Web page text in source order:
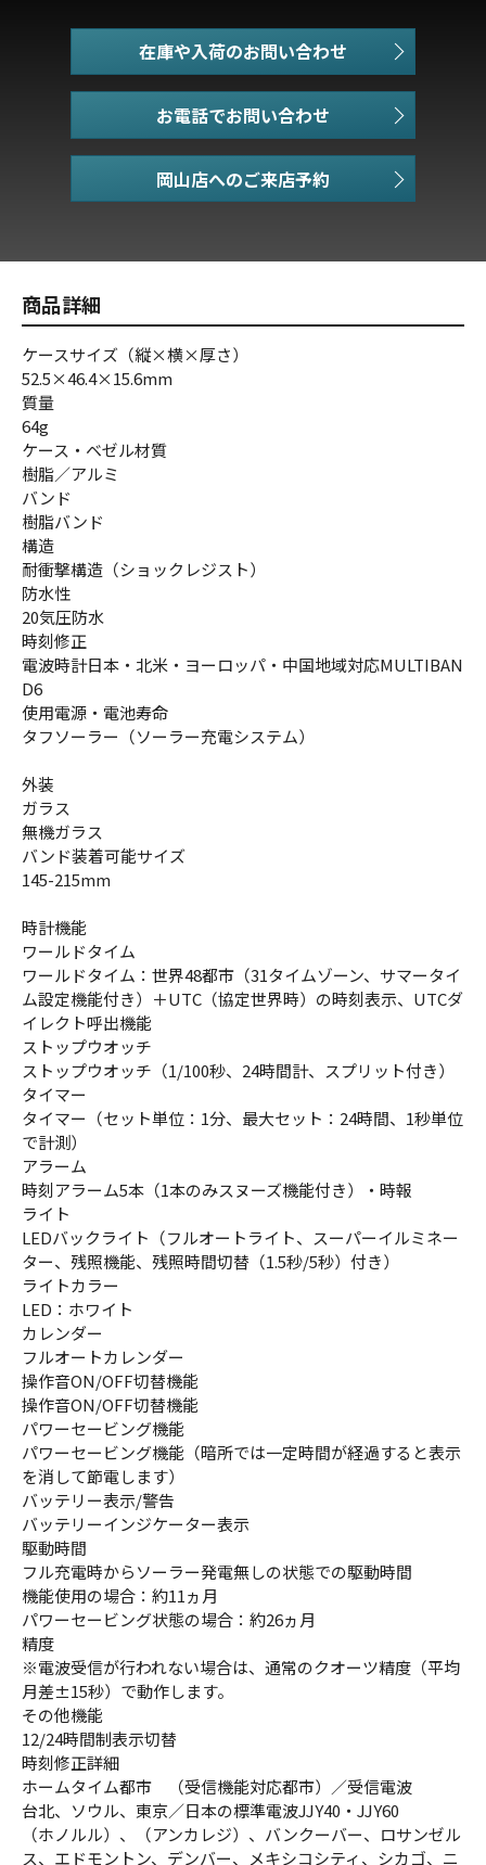
在庫や入荷のお問い合わせ
お電話でお問い合わせ
商品詳細
ケースサイズ（縦×横×厚さ）
52.5×46.4×15.6mm
質量
64g
ケース・ベゼル材質
樹脂／アルミ
バンド
樹脂バンド
構造
耐衝撃構造（ショックレジスト）
防水性
20気圧防水
時刻修正
電波時計日本・北米・ヨーロッパ・中国地域対応MULTIBAN
D6
使用電源・電池寿命
タフソーラー（ソーラー充電システム）
外装
ガラス
無機ガラス
バンド装着可能サイズ
145-215mm
時計機能
ワールドタイム
ワールドタイム：世界48都市（31タイムゾーン、サマータイ
ム設定機能付き）＋UTC（協定世界時）の時刻表示、UTCダ
イレクト呼出機能
ストップウオッチ
ストップウオッチ（1/100秒、24時間計、スプリット付き）
タイマー
タイマー（セット単位：1分、最大セット：24時間、1秒単位
で計測）
アラーム
時刻アラーム5本（1本のみスヌーズ機能付き）・時報
ライト
LEDバックライト（フルオートライト、スーパーイルミネー
ター、残照機能、残照時間切替（1.5秒/5秒）付き）
ライトカラー
LED：ホワイト
カレンダー
フルオートカレンダー
操作音ON/OFF切替機能
操作音ON/OFF切替機能
パワーセービング機能
パワーセービング機能（暗所では一定時間が経過すると表示
を消して節電します）
バッテリー表示/警告
バッテリーインジケーター表示
駆動時間
フル充電時からソーラー発電無しの状態での駆動時間
機能使用の場合：約11ヵ月
パワーセービング状態の場合：約26ヵ月
精度
※電波受信が行われない場合は、通常のクオーツ精度（平均
月差±15秒）で動作します。
その他機能
12/24時間制表示切替
時刻修正詳細
ホームタイム都市 （受信機能対応都市）／受信電波
台北、ソウル、東京／日本の標準電波JJY40・JJY60
（ホノルル）、（アンカレジ）、バンクーバー、ロサンゼル
ス、エドモントン、デンバー、メキシコシティ、シカゴ、ニ